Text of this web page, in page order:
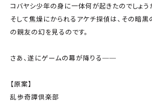
コバヤシ少年の身に一体何が起きたのでしょう
そして焦燥にかられるアケチ探偵は、その暗黒
の親友の幻を見るのです。
さあ、遂にゲームの幕が降りる──
【原案】
乱歩奇譚倶楽部